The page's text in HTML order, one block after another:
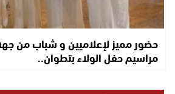
حضور مميز لإعلاميين و شباب من
مراسيم حفل الولاء بتطوان..